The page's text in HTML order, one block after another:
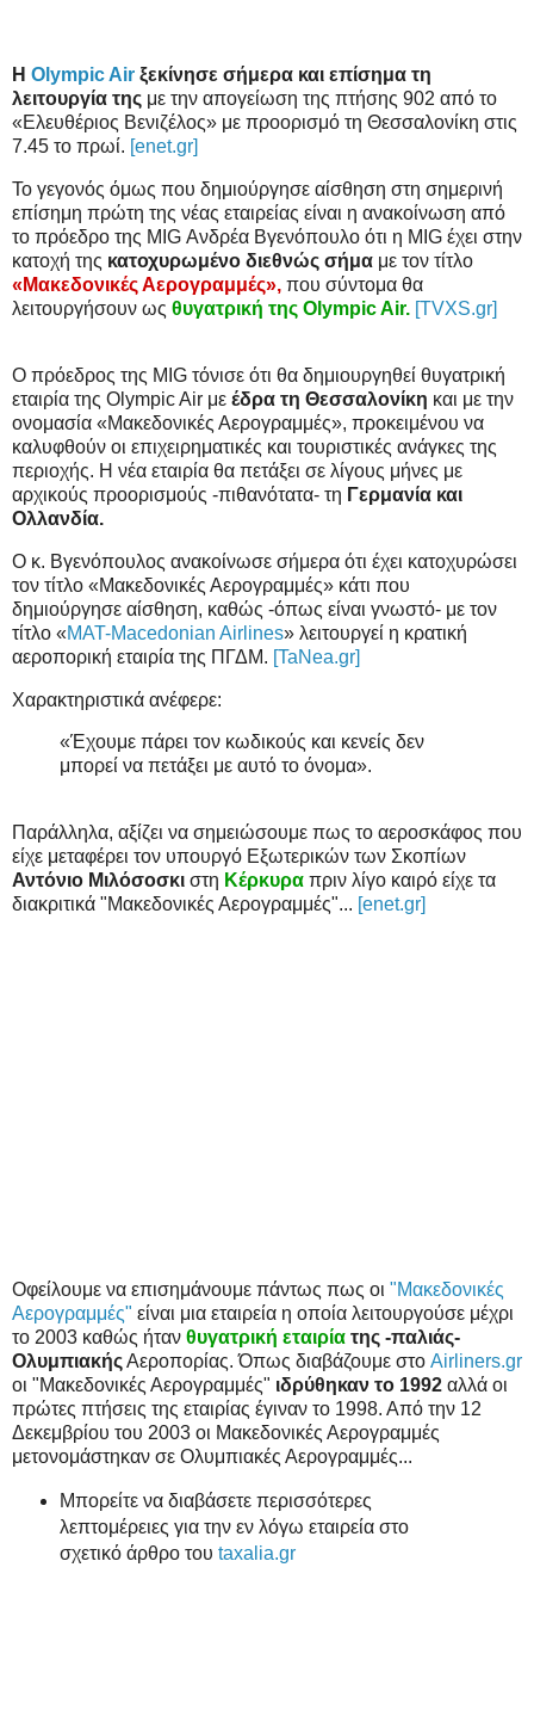
Η Olympic Air ξεκίνησε σήμερα και επίσημα τη
λειτουργία της με την απογείωση της πτήσης 902 από το
«Ελευθέριος Βενιζέλος» με προορισμό τη Θεσσαλονίκη στις
7.45 το πρωί. [enet.gr]
Το γεγονός όμως που δημιούργησε αίσθηση στη σημερινή
επίσημη πρώτη της νέας εταιρείας είναι η ανακοίνωση από
το πρόεδρο της MIG Ανδρέα Βγενόπουλο ότι η MIG έχει στην
κατοχή της κατοχυρωμένο διεθνώς σήμα με τον τίτλο
«Μακεδονικές Αερογραμμές», που σύντομα θα
λειτουργήσουν ως θυγατρική της Olympic Air. [TVXS.gr]
Ο πρόεδρος της MIG τόνισε ότι θα δημιουργηθεί θυγατρική
εταιρία της Olympic Air με έδρα τη Θεσσαλονίκη και με την
ονομασία «Μακεδονικές Αερογραμμές», προκειμένου να
καλυφθούν οι επιχειρηματικές και τουριστικές ανάγκες της
περιοχής. Η νέα εταιρία θα πετάξει σε λίγους μήνες με
αρχικούς προορισμούς -πιθανότατα- τη Γερμανία και
Ολλανδία.
Ο κ. Βγενόπουλος ανακοίνωσε σήμερα ότι έχει κατοχυρώσει
τον τίτλο «Μακεδονικές Αερογραμμές» κάτι που
δημιούργησε αίσθηση, καθώς -όπως είναι γνωστό- με τον
τίτλο «MAT-Macedonian Airlines» λειτουργεί η κρατική
αεροπορική εταιρία της ΠΓΔΜ. [TaNea.gr]
Χαρακτηριστικά ανέφερε:
«Έχουμε πάρει τον κωδικούς και κενείς δεν
μπορεί να πετάξει με αυτό το όνομα».
Παράλληλα, αξίζει να σημειώσουμε πως το αεροσκάφος που
είχε μεταφέρει τον υπουργό Εξωτερικών των Σκοπίων
Αντόνιο Μιλόσοσκι στη Κέρκυρα πριν λίγο καιρό είχε τα
διακριτικά "Μακεδονικές Αερογραμμές"... [enet.gr]
Οφείλουμε να επισημάνουμε πάντως πως οι "Μακεδονικές
Αερογραμμές" είναι μια εταιρεία η οποία λειτουργούσε μέχρι
το 2003 καθώς ήταν θυγατρική εταιρία της -παλιάς-
ΟλυμπιακήςΑεροπορίας. Όπως διαβάζουμε στο Airliners.gr
οι "Μακεδονικές Αερογραμμές" ιδρύθηκαν το 1992 αλλά οι
πρώτες πτήσεις της εταιρίας έγιναν το 1998. Από την 12
Δεκεμβρίου του 2003 οι Μακεδονικές Αερογραμμές
μετονομάστηκαν σε Ολυμπιακές Αερογραμμές...
Μπορείτε να διαβάσετε περισσότερες
λεπτομέρειες για την εν λόγω εταιρεία στο
σχετικό άρθρο του taxalia.gr